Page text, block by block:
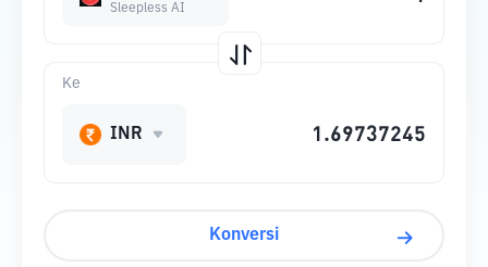
Sleepless AI
Ke
INR
Konversi